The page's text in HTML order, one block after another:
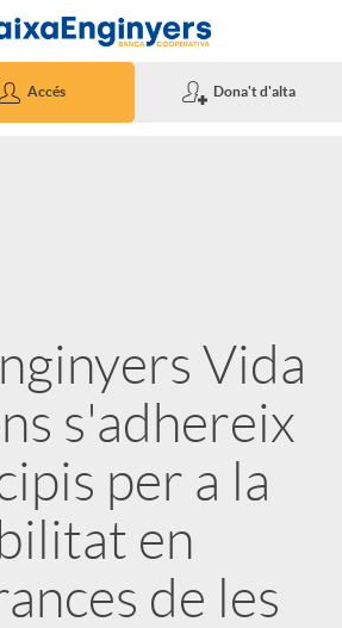
Accés Dona't d'alta
Vida
s'adhereix
per a la
en
de les